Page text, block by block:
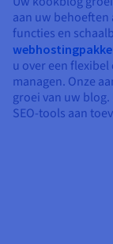
aan uw
functies en
u over een
managen. Onze
groei van uw
SEO-tools aan